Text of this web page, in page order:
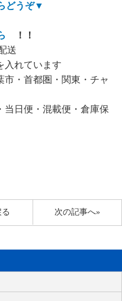
どうぞ▼
！！
送
入れています
市・首都圏・関東・チャ
当日便・混載便・倉庫保
次の記事へ»